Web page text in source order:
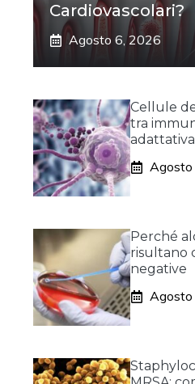
Cardiovascolari?
Agosto 6, 2026
Cellule
tra
adattativa
Perché
risultano
negative